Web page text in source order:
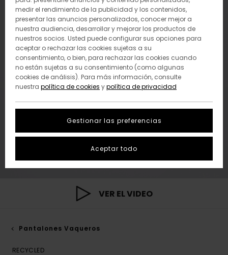
VER EL VIDEO
Pantalones Vaqueros
RECYCLED
medir el rendimiento de la publicidad y los contenidos,
presentar las anuncios personalizados, conocer mejor a
nuestra audiencia, desarrollar y mejorar los productos de
nuestros socios. Usted puede configurar sus opciones para
aceptar o rechazar las cookies sujetas a su
consentimiento, o bien, para rechazar las cookies cuando
no están sujetas a su consentimiento (como algunas
cookies de análisis). Para más información, consulte
nuestra política de cookies ypolítica de privacidad
Gestionar las preferencias
Aceptar todo